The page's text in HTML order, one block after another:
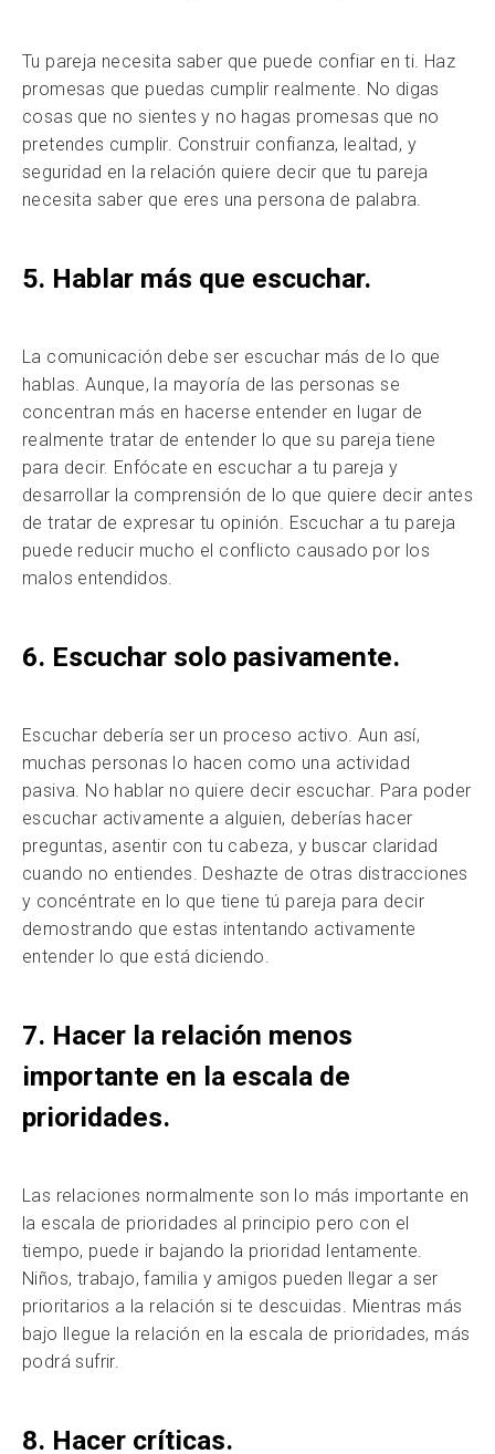
Tu pareja necesita saber que puede confiar en ti. Haz
promesas que puedas cumplir realmente. No digas
cosas que no sientes y no hagas promesas que no
pretendes cumplir. Construir confianza, lealtad, y
seguridad en la relación quiere decir que tu pareja
necesita saber que eres una persona de palabra.
5. Hablar más que escuchar.
La comunicación debe ser escuchar más de lo que
hablas. Aunque, la mayoría de las personas se
concentran más en hacerse entender en lugar de
realmente tratar de entender lo que su pareja tiene
para decir. Enfócate en escuchar a tu pareja y
desarrollar la comprensión de lo que quiere decir antes
de tratar de expresar tu opinión. Escuchar a tu pareja
puede reducir mucho el conflicto causado por los
malos entendidos.
6. Escuchar solo pasivamente.
Escuchar debería ser un proceso activo. Aun así,
muchas personas lo hacen como una actividad
pasiva. No hablar no quiere decir escuchar. Para poder
escuchar activamente a alguien, deberías hacer
preguntas, asentir con tu cabeza, y buscar claridad
cuando no entiendes. Deshazte de otras distracciones
y concéntrate en lo que tiene tú pareja para decir
demostrando que estas intentando activamente
entender lo que está diciendo.
7. Hacer la relación menos
importante en la escala de
prioridades.
Las relaciones normalmente son lo más importante en
la escala de prioridades al principio pero con el
tiempo, puede ir bajando la prioridad lentamente.
Niños, trabajo, familia y amigos pueden llegar a ser
prioritarios a la relación si te descuidas. Mientras más
bajo llegue la relación en la escala de prioridades, más
podrá sufrir.
8. Hacer críticas.